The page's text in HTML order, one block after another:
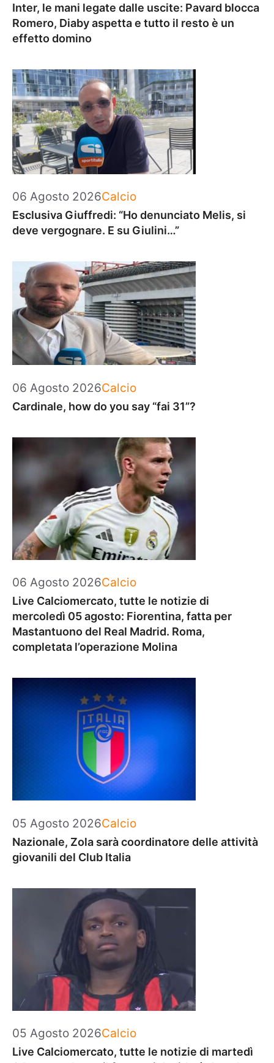
Inter, le mani legate dalle uscite: Pavard blocca
Romero, Diaby aspetta e tutto il resto è un
effetto domino
06 Agosto 2026Categorie
Calcio
Esclusiva Giuffredi: “Ho denunciato Melis, si
deve vergognare. E su Giulini…”
06 Agosto 2026Categorie
Calcio
Cardinale, how do you say “fai 31”?
06 Agosto 2026Categorie
Calcio
Live Calciomercato, tutte le notizie di
mercoledì 05 agosto: Fiorentina, fatta per
Mastantuono del Real Madrid. Roma,
completata l’operazione Molina
05 Agosto 2026Categorie
Calcio
Nazionale, Zola sarà coordinatore delle attività
giovanili del Club Italia
05 Agosto 2026Categorie
Calcio
Live Calciomercato, tutte le notizie di martedì